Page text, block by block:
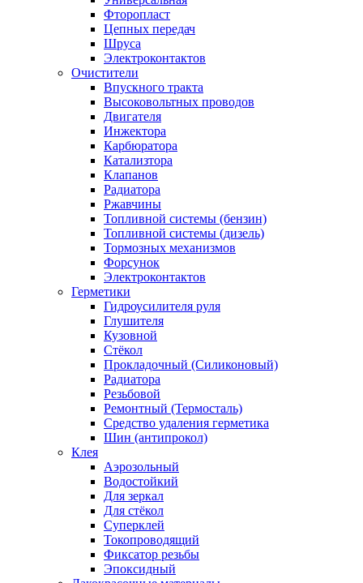
Фторопласт
Цепных передач
Шруса
Электроконтактов
Очистители
Впускного тракта
Высоковольтных проводов
Двигателя
Инжектора
Карбюратора
Катализтора
Клапанов
Радиатора
Ржавчины
Топливной системы (бензин)
Топливной системы (дизель)
Тормозных механизмов
Форсунок
Электроконтактов
Герметики
Гидроусилителя руля
Глушителя
Кузовной
Стёкол
Прокладочный (Силиконовый)
Радиатора
Резьбовой
Ремонтный (Термосталь)
Средство удаления герметика
Шин (антипрокол)
Клея
Аэрозольный
Водостойкий
Для зеркал
Для стёкол
Суперклей
Токопроводящий
Фиксатор резьбы
Эпоксидный